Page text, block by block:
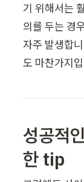
기 위해서는
의를 두는 경
자주 발생합
도 마찬가지
성공적
한 tip